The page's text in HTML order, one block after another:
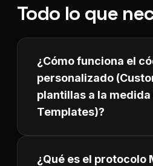
Todo lo que
¿Cómo funciona el
personalizado
plantillas a la medida
Templates)?
¿Qué es el protocolo